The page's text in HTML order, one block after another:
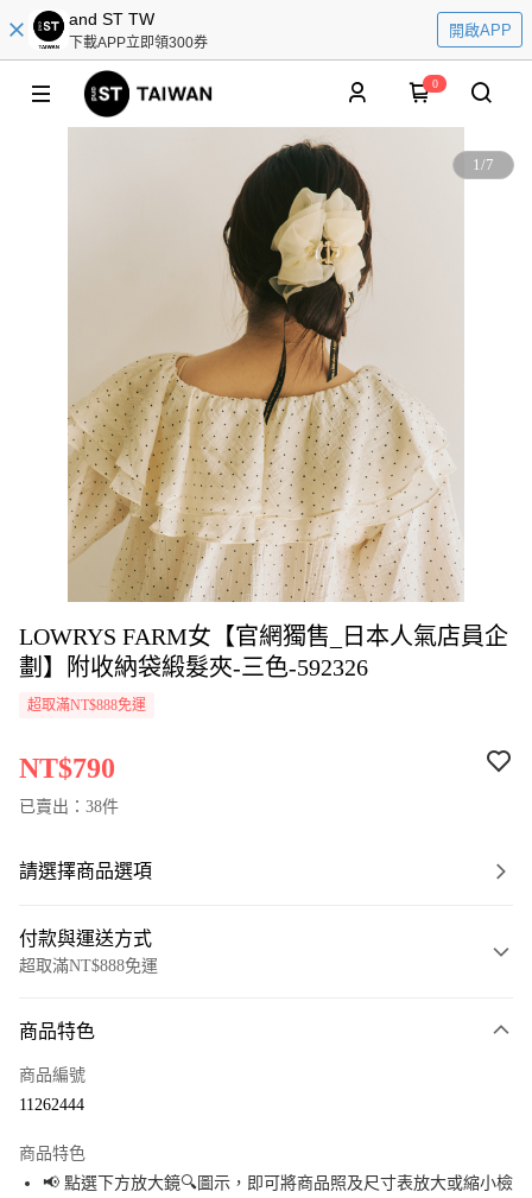
and ST TW
下載APP立即領300券
開啟APP
0
1/7
LOWRYS FARM女【官網獨售_日本人氣店員企
劃】附收納袋緞髮夾-三色-592326
超取滿NT$888免運
NT$790
已賣出：38件
請選擇商品選項
付款與運送方式
超取滿NT$888免運
信用卡一次付款
Apple Pay
商品特色
商品編號
11262444
商品特色
📢 點選下方放大鏡🔍圖示，即可將商品照及尺寸表放大或縮小檢